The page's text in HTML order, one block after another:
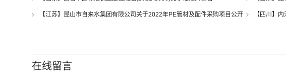
【江苏】昆山市自来水集团有限公司关于2022年PE管材及配件采购项目公开
【四川】
在线留言